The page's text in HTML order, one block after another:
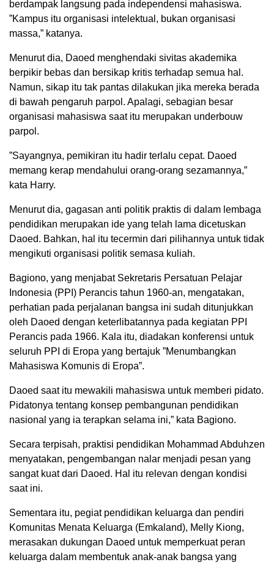
berdampak langsung pada independensi mahasiswa.
”Kampus itu organisasi intelektual, bukan organisasi
massa,” katanya.
Menurut dia, Daoed menghendaki sivitas akademika
berpikir bebas dan bersikap kritis terhadap semua hal.
Namun, sikap itu tak pantas dilakukan jika mereka berada
di bawah pengaruh parpol. Apalagi, sebagian besar
organisasi mahasiswa saat itu merupakan underbouw
parpol.
”Sayangnya, pemikiran itu hadir terlalu cepat. Daoed
memang kerap mendahului orang-orang sezamannya,”
kata Harry.
Menurut dia, gagasan anti politik praktis di dalam lembaga
pendidikan merupakan ide yang telah lama dicetuskan
Daoed. Bahkan, hal itu tecermin dari pilihannya untuk tidak
mengikuti organisasi politik semasa kuliah.
Bagiono, yang menjabat Sekretaris Persatuan Pelajar
Indonesia (PPI) Perancis tahun 1960-an, mengatakan,
perhatian pada perjalanan bangsa ini sudah ditunjukkan
oleh Daoed dengan keterlibatannya pada kegiatan PPI
Perancis pada 1966. Kala itu, diadakan konferensi untuk
seluruh PPI di Eropa yang bertajuk ”Menumbangkan
Mahasiswa Komunis di Eropa”.
Daoed saat itu mewakili mahasiswa untuk memberi pidato.
Pidatonya tentang konsep pembangunan pendidikan
nasional yang ia terapkan selama ini,” kata Bagiono.
Secara terpisah, praktisi pendidikan Mohammad Abduhzen
menyatakan, pengembangan nalar menjadi pesan yang
sangat kuat dari Daoed. Hal itu relevan dengan kondisi
saat ini.
Sementara itu, pegiat pendidikan keluarga dan pendiri
Komunitas Menata Keluarga (Emkaland), Melly Kiong,
merasakan dukungan Daoed untuk memperkuat peran
keluarga dalam membentuk anak-anak bangsa yang